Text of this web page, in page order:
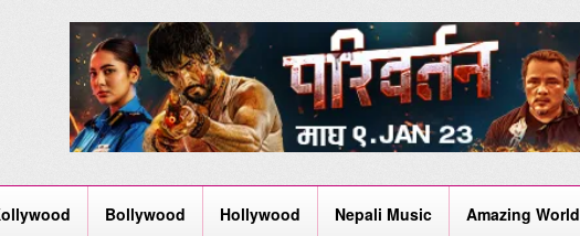
Bollywood Hollywood Nepali Music Amazing World